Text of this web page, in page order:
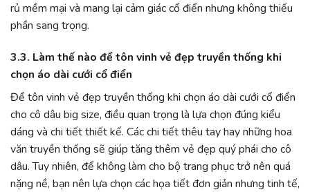
rủ mềm mại và mang lại cảm giác cổ điển nhưng không thiếu
phần sang trọng.
3.3. Làm thế nào để tôn vinh vẻ đẹp truyền thống khi
chọn áo dài cưới cổ điển
Để tôn vinh vẻ đẹp truyền thống khi chọn áo dài cưới cổ điển
cho cô dâu big size, điều quan trọng là lựa chọn đúng kiểu
dáng và chi tiết thiết kế. Các chi tiết thêu tay hay những hoa
văn truyền thống sẽ giúp tăng thêm vẻ đẹp quý phái cho cô
dâu. Tuy nhiên, để không làm cho bộ trang phục trở nên quá
nặng nề, bạn nên lựa chọn các họa tiết đơn giản nhưng tinh tế,